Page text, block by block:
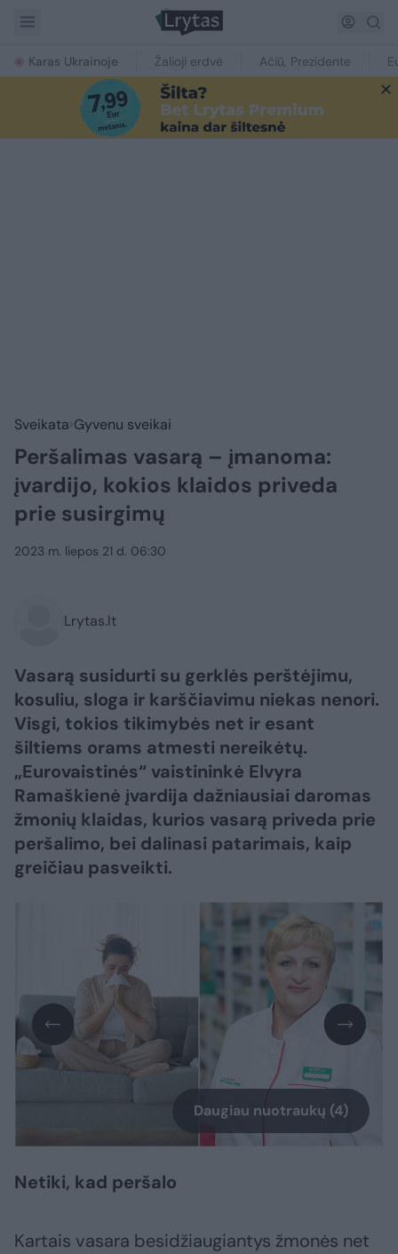
Karas Ukrainoje Žalioji erdvė Ačiū, Prezidente
Sveikata Gyvenu sveikai
Peršalimas vasarą – įmanoma:
įvardijo, kokios klaidos priveda
prie susirgimų
2023 m. liepos 21 d. 06:30
Lrytas.lt
Vasarą susidurti su gerklės perštėjimu,
kosuliu, sloga ir karščiavimu niekas nenori.
Visgi, tokios tikimybės net ir esant
šiltiems orams atmesti nereikėtų.
„Eurovaistinės“ vaistininkė Elvyra
Ramaškienė įvardija dažniausiai daromas
žmonių klaidas, kurios vasarą priveda prie
peršalimo, bei dalinasi patarimais, kaip
greičiau pasveikti.
Daugiau nuotraukų (4)
Netiki, kad peršalo
Kartais vasara besidžiaugiantys žmonės net